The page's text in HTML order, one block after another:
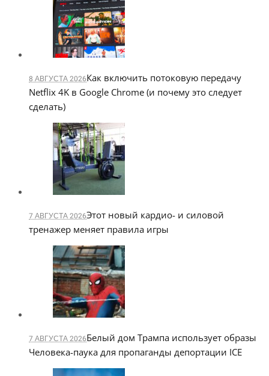
8 АВГУСТА 2026Как включить потоковую передачу
Netflix 4K в Google Chrome (и почему это следует
сделать)
7 АВГУСТА 2026Этот новый кардио- и силовой
тренажер меняет правила игры
7 АВГУСТА 2026Белый дом Трампа использует образы
Человека-паука для пропаганды депортации ICE